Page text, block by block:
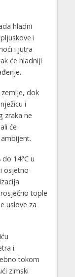
hladni
i
i jutra
će hladniji
dok
i
zraka ne
će
14°C u
osjetno
tople
uslove za
i
tokom
zimski